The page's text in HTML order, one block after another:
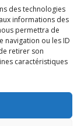
des technologies
informations des
permettra de
navigation ou les ID
retirer son
caractéristiques